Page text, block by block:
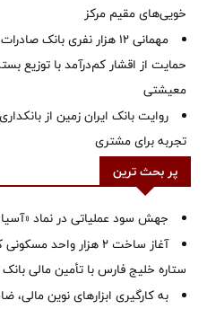
خویی‌های مقیم مرکز
مهمانی ۱۲ هزار نفری بانک
حمایت از اقشار کم‌درآمد با توزیع
معیشتی
روایت بانک ایران زمین از
تجربه برای مشتری
پر بحث ترین
جهش سود عملیاتی در نماد
آغاز ساخت ۲ هزار واحد
ستاره خلیج فارس با تأمین مالی
به کارگیری ابزارهای نوین